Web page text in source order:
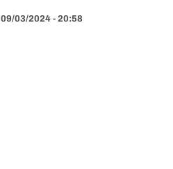
09/03/2024 - 20:58